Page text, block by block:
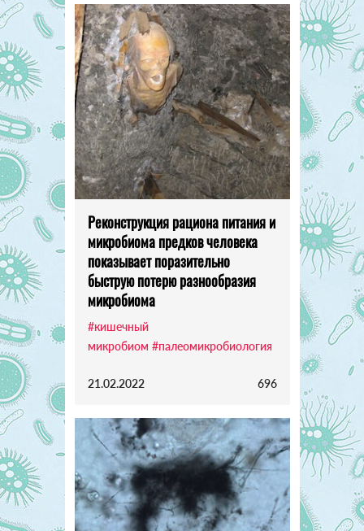
Реконструкция рациона питания и
микробиома предков человека
показывает поразительно
быструю потерю разнообразия
микробиома
#кишечный
микробиом #палеомикробиология
21.02.2022 696